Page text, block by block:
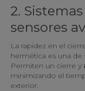
2.
sensores
La rapidez en el
hermética es una de
Permiten un cierre y
minimizando el
exterior.